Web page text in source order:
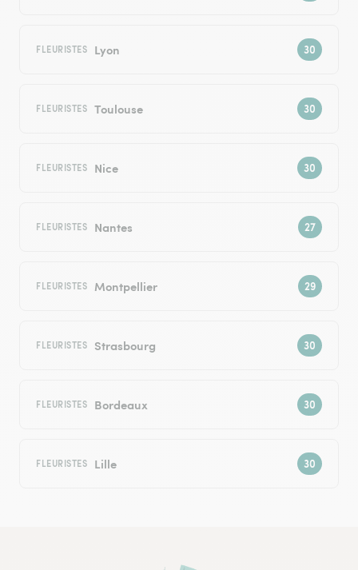
FLEURISTES Lyon
FLEURISTES Toulouse
FLEURISTES Nice
FLEURISTES Nantes
FLEURISTES Montpellier
FLEURISTES Strasbourg
FLEURISTES Bordeaux
FLEURISTES Lille